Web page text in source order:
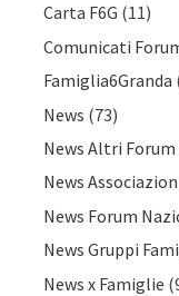
Carta F6G (11)
Comunicati
Famiglia6Granda
News (73)
News Altri Forum
News
News Forum
News Gruppi
News x Famiglie